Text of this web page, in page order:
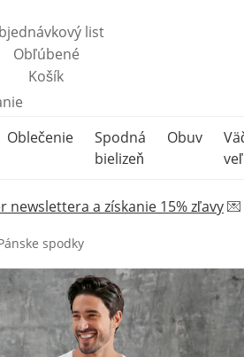
list
Obľúbené
Košík
Oblečenie
Spodná
bielizeň
Obuv
newslettera a získanie 15% zľavy💌
spodky